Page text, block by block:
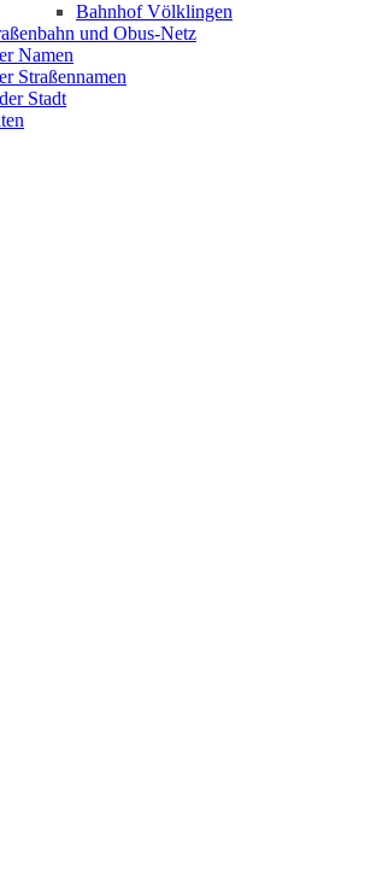
Bahnhof Völklingen
und Obus-Netz
Namen
Straßennamen
Stadt